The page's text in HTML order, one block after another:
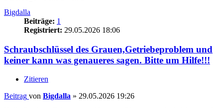
Bigdalla
Beiträge: 1
Registriert: 29.05.2026 18:06
Schraubschlüssel des Grauen,Getriebeproblem und
keiner kann was genaueres sagen. Bitte um Hilfe!!!
Zitieren
Beitrag von Bigdalla » 29.05.2026 19:26